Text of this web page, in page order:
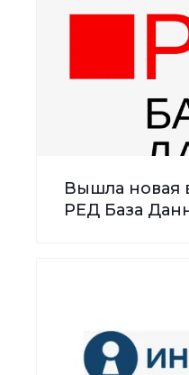
Вышла новая
РЕД База